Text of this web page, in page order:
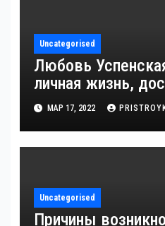
Uncategorised
Любовь
личная жизнь,
МАР 17, 2022
Uncategorised
Причины